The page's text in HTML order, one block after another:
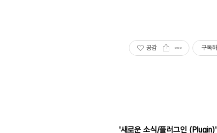
공감 구독
'새로운 소식/플러그인 (Plugin)'